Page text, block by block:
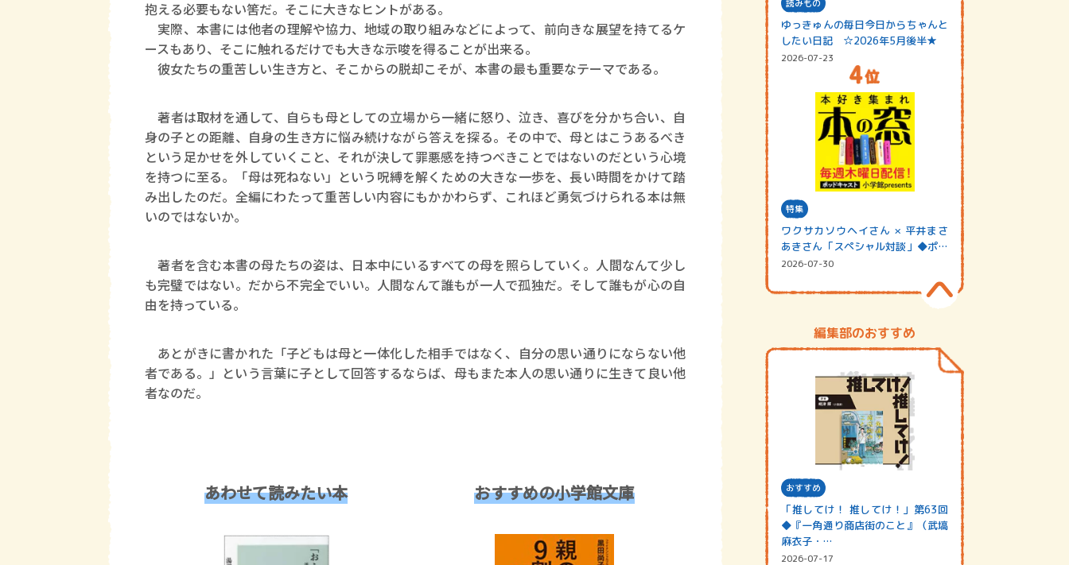
抱える必要もない筈だ。そこに大きなヒントがある。
実際、本書には他者の理解や協力、地域の取り組みなどによって、前向きな展望を持てるケ
ースもあり、そこに触れるだけでも大きな示唆を得ることが出来る。
彼女たちの重苦しい生き方と、そこからの脱却こそが、本書の最も重要なテーマである。
著者は取材を通して、自らも母としての立場から一緒に怒り、泣き、喜びを分かち合い、自
身の子との距離、自身の生き方に悩み続けながら答えを探る。その中で、母とはこうあるべき
という足かせを外していくこと、それが決して罪悪感を持つべきことではないのだという心境
を持つに至る。「母は死ねない」という呪縛を解くための大きな一歩を、長い時間をかけて踏
み出したのだ。全編にわたって重苦しい内容にもかかわらず、これほど勇気づけられる本は無
いのではないか。
著者を含む本書の母たちの姿は、日本中にいるすべての母を照らしていく。人間なんて少し
も完璧ではない。だから不完全でいい。人間なんて誰もが一人で孤独だ。そして誰もが心の自
由を持っている。
あとがきに書かれた「子どもは母と一体化した相手ではなく、自分の思い通りにならない他
者である。」という言葉に子として回答するならば、母もまた本人の思い通りに生きて良い他
者なのだ。
あわせて読みたい本 おすすめの小学館文庫
読みもの
ゆっきゅんの毎日今日からちゃんと
したい日記 ☆2026年5月後半★
2026-07-23
特集
ワクサカソウヘイさん × 平井まさ
あきさん「スペシャル対談」◆ポッ
ドキャスト…
2026-07-30
編集部のおすすめ
おすすめ
「推してけ！ 推してけ！」第63回
◆『一角通り商店街のこと』（武塙
麻衣子・…
2026-07-17